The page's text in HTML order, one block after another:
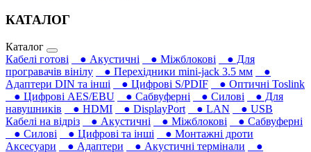
КАТАЛОГ
Каталог
Кабелі готові
● Акустичні ● Міжблокові
● Для
програвачів вінілу
● Перехідники mini-jack 3.5 мм
●
Адаптери DIN та інші
● Цифрові S/PDIF
● Оптичні Toslink
● Цифрові AES/EBU
● Сабвуферні ● Силові
● Для
навушників‎
● HDMI ● DisplayPort ● LAN
● USB
Кабелі на відріз
● Акустичні ● Міжблокові
● Сабвуферні
● Силові
● Цифрові та інші
● Монтажні дроти
Аксесуари
● Адаптери ● Акустичні термінали
●